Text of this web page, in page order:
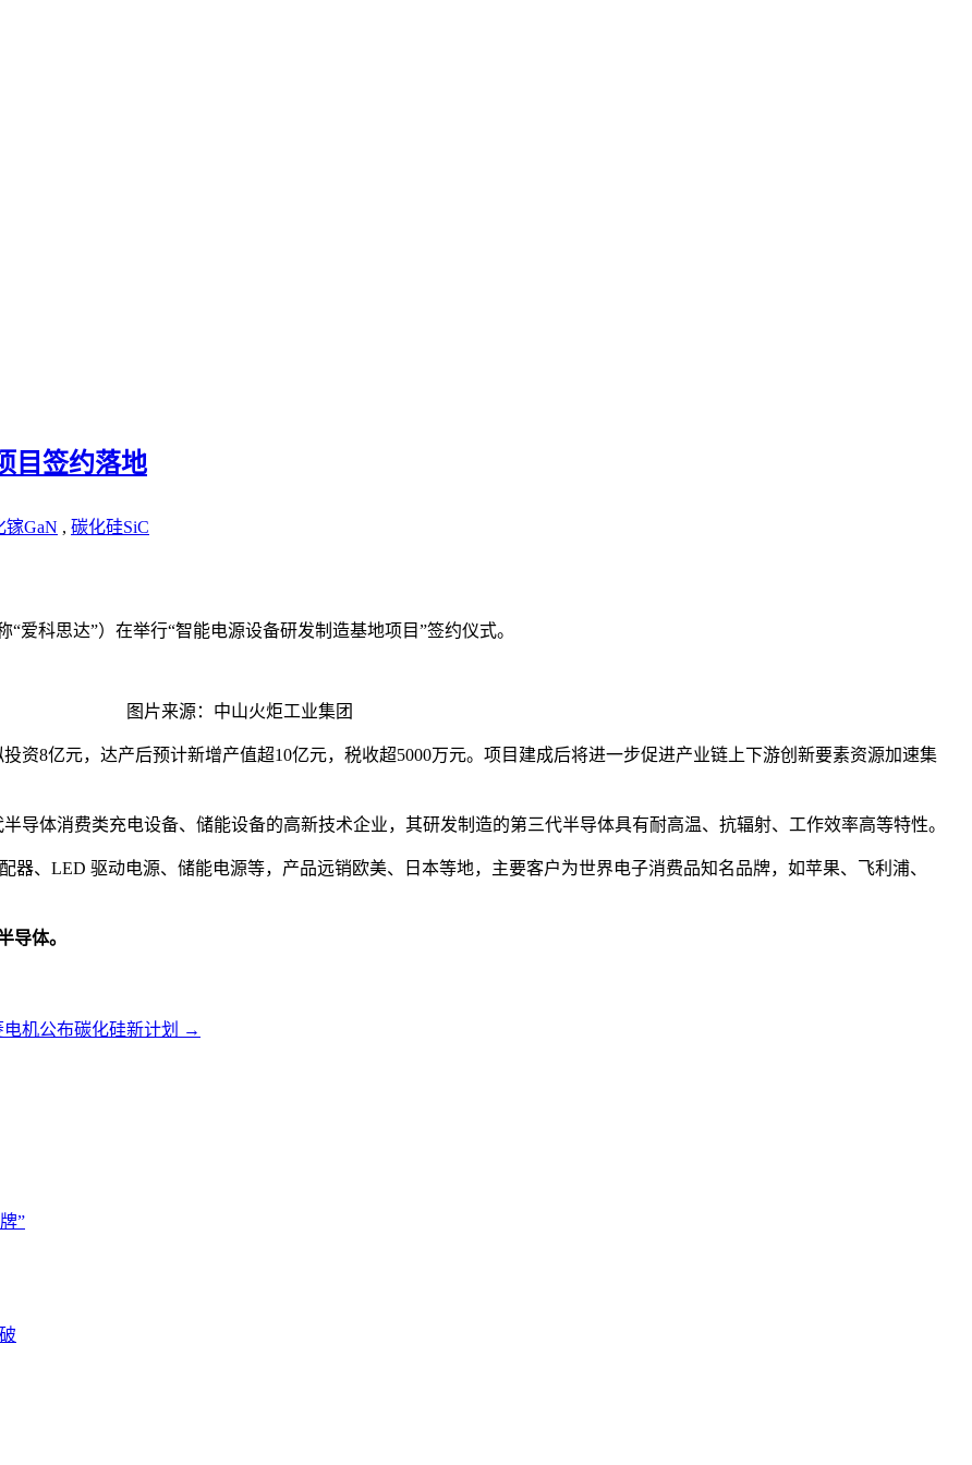
目签约落地
镓GaN , 碳化硅SiC
爱科思达”）在举行“智能电源设备研发制造基地项目”签约仪式。
图片来源：中山火炬工业集团
资8亿元，达产后预计新增产值超10亿元，税收超5000万元。项目建成后将进一步促进产业链上下游创新要素资源加速集
导体消费类充电设备、储能设备的高新技术企业，其研发制造的第三代半导体具有耐高温、抗辐射、工作效率高等特性。
、LED 驱动电源、储能电源等，产品远销欧美、日本等地，主要客户为世界电子消费品知名品牌，如苹果、飞利浦、
导体。
机公布碳化硅新计划 →
”